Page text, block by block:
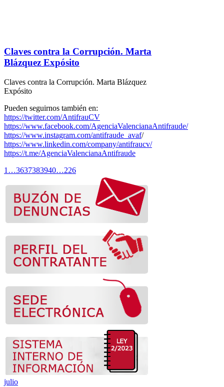
Claves contra la Corrupción. Marta
Blázquez Expósito
Claves contra la Corrupción. Marta Blázquez
Expósito
Pueden seguirnos también en:
https://twitter.com/AntifrauCV
https://www.facebook.com/AgenciaValencianaAntifraude/
https://www.instagram.com/antifraude_avaf/
https://www.linkedin.com/company/antifraucv/
https://t.me/AgenciaValencianaAntifraude
1 …3637383940…226
julio